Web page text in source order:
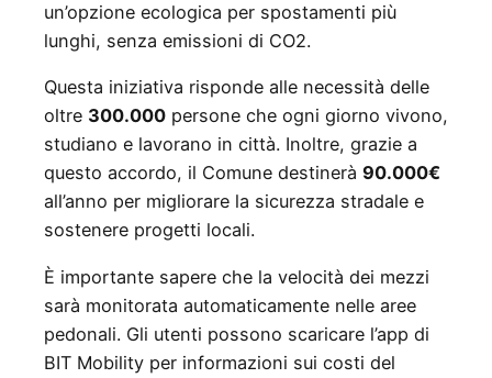
un’opzione ecologica per spostamenti più
lunghi, senza emissioni di CO2.
Questa iniziativa risponde alle necessità delle
oltre 300.000 persone che ogni giorno vivono,
studiano e lavorano in città. Inoltre, grazie a
questo accordo, il Comune destinerà 90.000€
all’anno per migliorare la sicurezza stradale e
sostenere progetti locali.
È importante sapere che la velocità dei mezzi
sarà monitorata automaticamente nelle aree
pedonali. Gli utenti possono scaricare l’app di
BIT Mobility per informazioni sui costi del